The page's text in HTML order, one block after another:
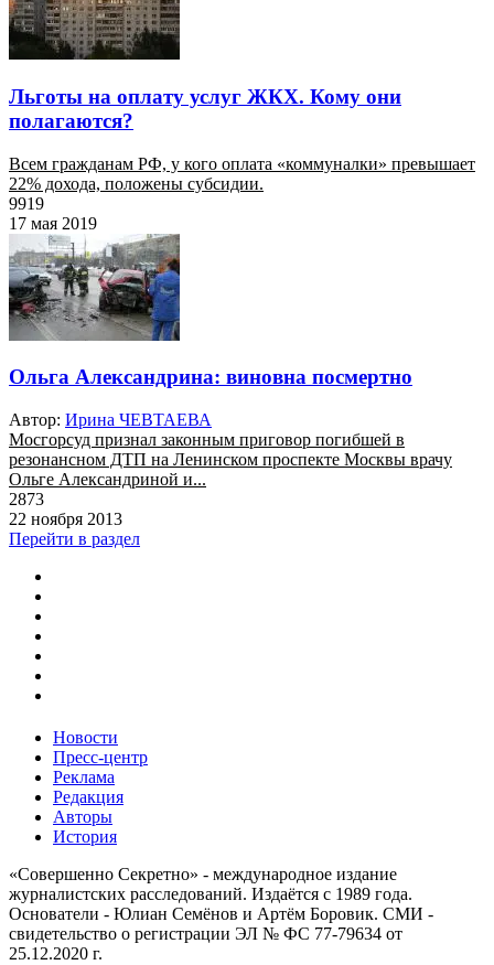
Льготы на оплату услуг ЖКХ. Кому они
полагаются?
Всем гражданам РФ, у кого оплата «коммуналки» превышает
22% дохода, положены субсидии.
9919
17 мая 2019
Ольга Александрина: виновна посмертно
Автор: Ирина ЧЕВТАЕВА
Мосгорсуд признал законным приговор погибшей в
резонансном ДТП на Ленинском проспекте Москвы врачу
Ольге Александриной и...
2873
22 ноября 2013
Перейти в раздел
Новости
Пресс-центр
Реклама
Редакция
Авторы
История
«Совершенно Секретно» - международное издание
журналистских расследований. Издаётся с 1989 года.
Основатели - Юлиан Семёнов и Артём Боровик. CМИ -
свидетельство о регистрации ЭЛ № ФС 77-79634 от
25.12.2020 г.